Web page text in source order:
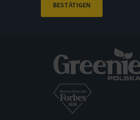
BESTÄTIGEN